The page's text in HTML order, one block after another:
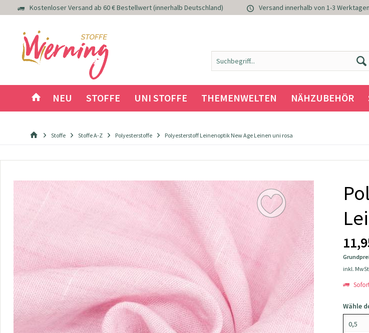
Kostenloser Versand ab 60 € Bestellwert (innerhalb Deutschland) Versand innerhalb von 1-3 Werktagen
NEU STOFFE UNI STOFFE THEMENWELTEN NÄHZUBEHÖR
Stoffe Stoffe A-Z Polyesterstoffe Polyesterstoff Leinenoptik New Age Leinen uni rosa
inkl.
Wähle